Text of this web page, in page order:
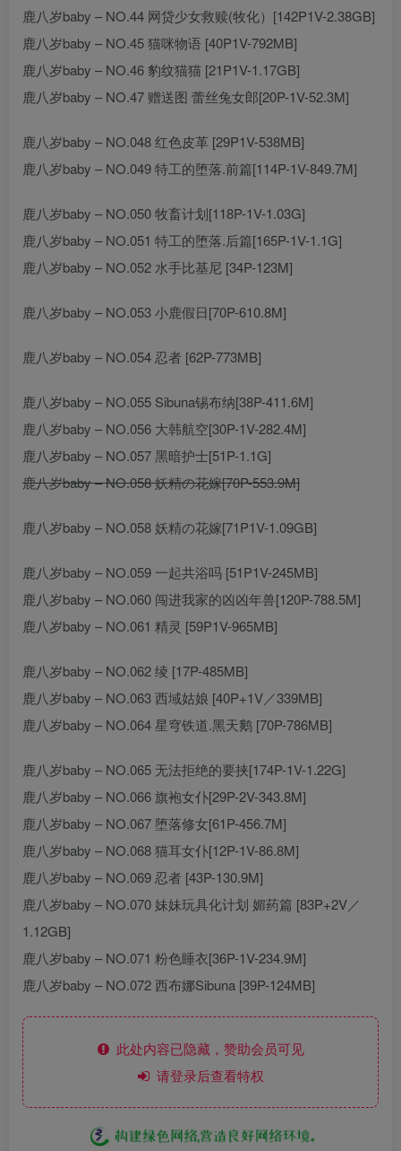
鹿八岁baby – NO.44 网贷少女救赎(牧化）[142P1V-2.38GB]
鹿八岁baby – NO.45 猫咪物语 [40P1V-792MB]
鹿八岁baby – NO.46 豹纹猫猫 [21P1V-1.17GB]
鹿八岁baby – NO.47 赠送图 蕾丝兔女郎[20P-1V-52.3M]
鹿八岁baby – NO.048 红色皮革 [29P1V-538MB]
鹿八岁baby – NO.049 特工的堕落.前篇[114P-1V-849.7M]
鹿八岁baby – NO.050 牧畜计划[118P-1V-1.03G]
鹿八岁baby – NO.051 特工的堕落.后篇[165P-1V-1.1G]
鹿八岁baby – NO.052 水手比基尼 [34P-123M]
鹿八岁baby – NO.053 小鹿假日[70P-610.8M]
鹿八岁baby – NO.054 忍者 [62P-773MB]
鹿八岁baby – NO.055 Sibuna锡布纳[38P-411.6M]
鹿八岁baby – NO.056 大韩航空[30P-1V-282.4M]
鹿八岁baby – NO.057 黑暗护士[51P-1.1G]
鹿八岁baby – NO.058 妖精の花嫁[70P-553.9M]
鹿八岁baby – NO.058 妖精の花嫁[71P1V-1.09GB]
鹿八岁baby – NO.059 一起共浴吗 [51P1V-245MB]
鹿八岁baby – NO.060 闯进我家的凶凶年兽[120P-788.5M]
鹿八岁baby – NO.061 精灵 [59P1V-965MB]
鹿八岁baby – NO.062 绫 [17P-485MB]
鹿八岁baby – NO.063 西域姑娘 [40P+1V／339MB]
鹿八岁baby – NO.064 星穹铁道.黑天鹅 [70P-786MB]
鹿八岁baby – NO.065 无法拒绝的要挟[174P-1V-1.22G]
鹿八岁baby – NO.066 旗袍女仆[29P-2V-343.8M]
鹿八岁baby – NO.067 堕落修女[61P-456.7M]
鹿八岁baby – NO.068 猫耳女仆[12P-1V-86.8M]
鹿八岁baby – NO.069 忍者 [43P-130.9M]
鹿八岁baby – NO.070 妹妹玩具化计划 媚药篇 [83P+2V／
1.12GB]
鹿八岁baby – NO.071 粉色睡衣[36P-1V-234.9M]
鹿八岁baby – NO.072 西布娜Sibuna [39P-124MB]
此处内容已隐藏，赞助会员可见
请登录后查看特权